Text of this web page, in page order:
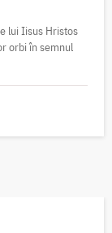
lui Iisus Hristos
orbi în semnul